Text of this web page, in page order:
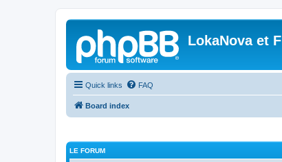
LokaNova et
Quick links FAQ
Board index
LE FORUM